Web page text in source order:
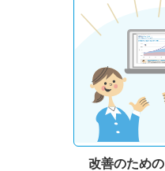
改善のための